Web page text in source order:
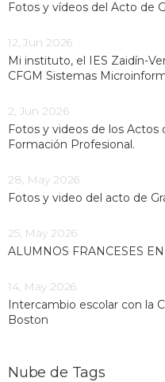
Fotos y vídeos del Acto de
12, Jun 2026
Mi instituto, el IES Zaidín-
CFGM Sistemas
2, Jun 2026
Fotos y videos de los Actos
Formación Profesional.
28, May 2026
Fotos y video del acto de
25, May 2026
ALUMNOS FRANCESES
14, May 2026
Intercambio escolar con la
Boston
Nube de Tags